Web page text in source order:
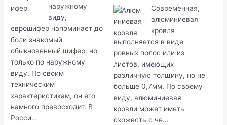
наружному
виду,
еврошифер напоминает до
боли знакомый
обыкновенный шифер, но
только по наружному
виду. По своим
техническим
характеристикам, он его
намного превосходит. В
Росси…
Современная,
алюминиевая
кровля
выполняется в виде
ровных полос или из
листов, имеющих
различную толщину, но не
больше 0,7мм. По своему
виду, алюминиевая
кровли может иметь
схожесть с че…